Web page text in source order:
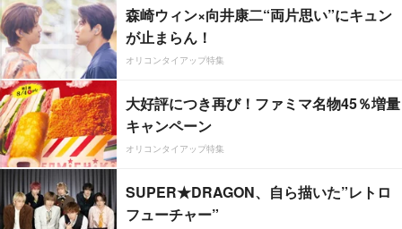
森崎ウィン×向井康二“両片思い”にキュン
が止まらん！
オリコンタイアップ特集
大好評につき再び！ファミマ名物45％増量
キャンペーン
オリコンタイアップ特集
SUPER★DRAGON、自ら描いた”レトロ
フューチャー”